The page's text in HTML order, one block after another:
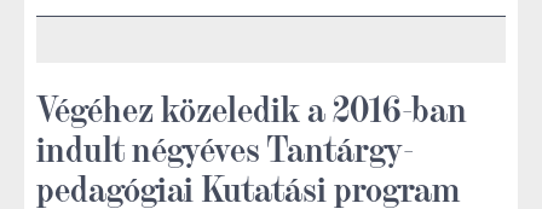
Végéhez közeledik a 2016-ban
indult négyéves Tantárgy-
pedagógiai Kutatási program